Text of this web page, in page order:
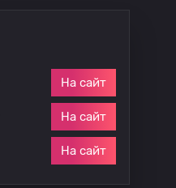
На сайт
На сайт
На сайт